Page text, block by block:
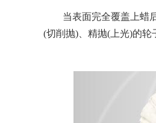
当表面完全覆盖上蜡后
(切削抛)、精抛(上光)的轮